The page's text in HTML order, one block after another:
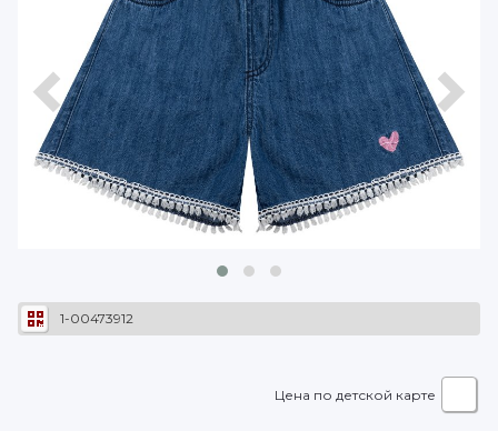
1-00473912
Цена по детской карте